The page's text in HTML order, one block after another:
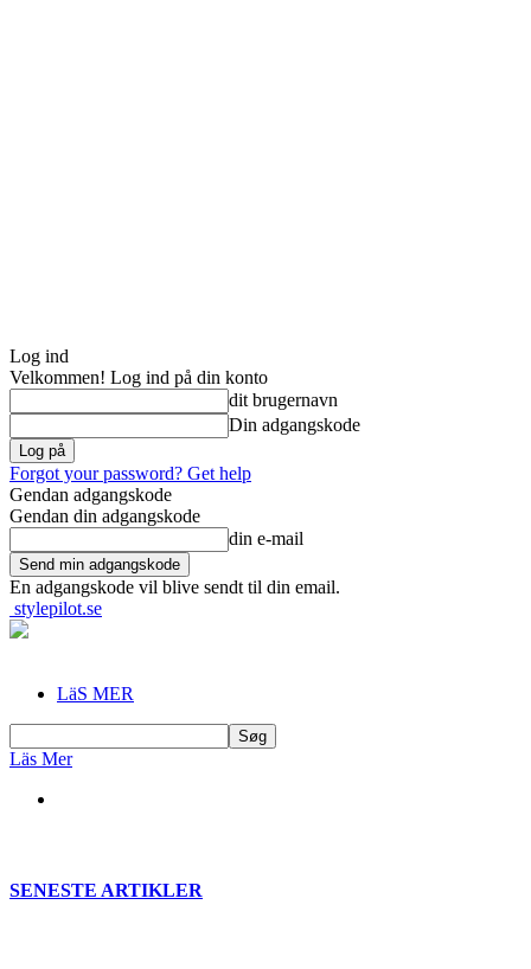
Log ind
Velkommen! Log ind på din konto
dit brugernavn
Din adgangskode
Forgot your password? Get help
Gendan adgangskode
Gendan din adgangskode
din e-mail
En adgangskode vil blive sendt til din email.
stylepilot.se
LäS MER
Läs Mer
SENESTE ARTIKLER